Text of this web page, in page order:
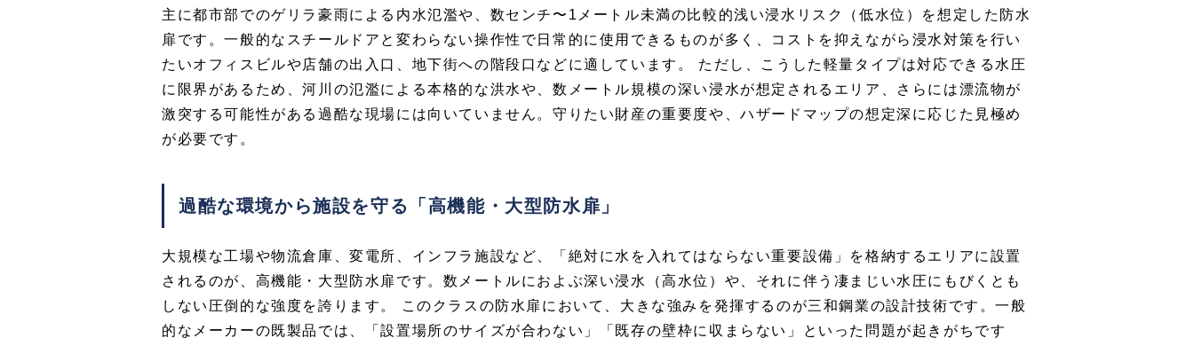
主に都市部でのゲリラ豪雨による内水氾濫や、数センチ〜1メートル未満の比較的浅い浸水リスク（低水位）を想定した防水
扉です。一般的なスチールドアと変わらない操作性で日常的に使用できるものが多く、コストを抑えながら浸水対策を行い
たいオフィスビルや店舗の出入口、地下街への階段口などに適しています。 ただし、こうした軽量タイプは対応できる水圧
に限界があるため、河川の氾濫による本格的な洪水や、数メートル規模の深い浸水が想定されるエリア、さらには漂流物が
激突する可能性がある過酷な現場には向いていません。守りたい財産の重要度や、ハザードマップの想定深に応じた見極め
が必要です。
過酷な環境から施設を守る「高機能・大型防水扉」
大規模な工場や物流倉庫、変電所、インフラ施設など、「絶対に水を入れてはならない重要設備」を格納するエリアに設置
されるのが、高機能・大型防水扉です。数メートルにおよぶ深い浸水（高水位）や、それに伴う凄まじい水圧にもびくとも
しない圧倒的な強度を誇ります。 このクラスの防水扉において、大きな強みを発揮するのが三和鋼業の設計技術です。一般
的なメーカーの既製品では、「設置場所のサイズが合わない」「既存の壁枠に収まらない」といった問題が起きがちです